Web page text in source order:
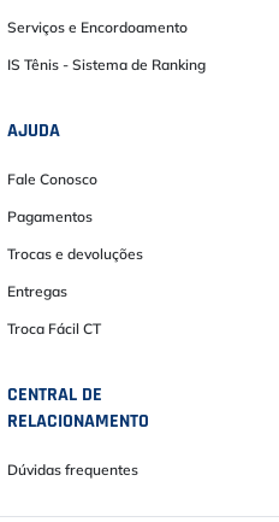
Serviços e Encordoamento
IS Tênis - Sistema de Ranking
AJUDA
Fale Conosco
Pagamentos
Trocas e devoluções
Entregas
Troca Fácil CT
CENTRAL DE
RELACIONAMENTO
Dúvidas frequentes